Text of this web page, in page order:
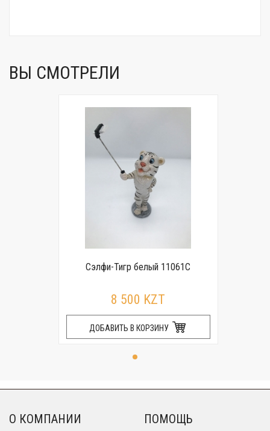
ВЫ СМОТРЕЛИ
Сэлфи-Тигр белый 11061С
8 500 KZT
ДОБАВИТЬ В КОРЗИНУ
О КОМПАНИИ ПОМОЩЬ